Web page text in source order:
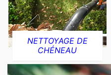
NETTOYAGE DE
CHÉNEAU